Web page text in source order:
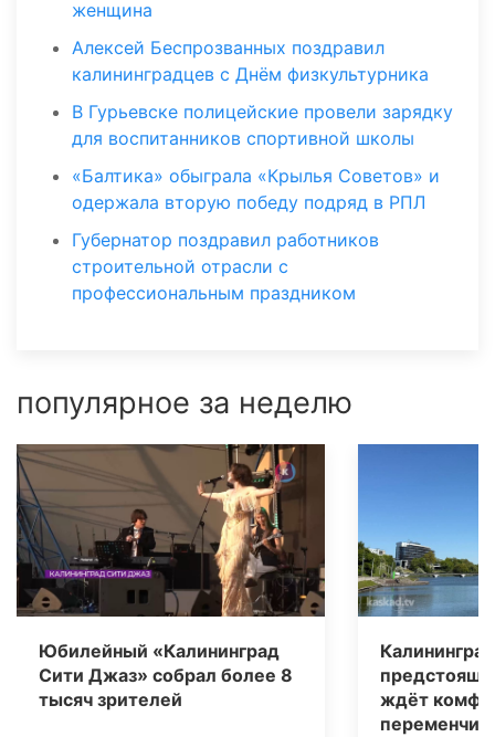
женщина
Алексей Беспрозванных поздравил
калининградцев с Днём физкультурника
В Гурьевске полицейские провели зарядку
для воспитанников спортивной школы
«Балтика» обыграла «Крылья Советов» и
одержала вторую победу подряд в РПЛ
Губернатор поздравил работников
строительной отрасли с
профессиональным праздником
популярное за неделю
Юбилейный «Калининград
Сити Джаз» собрал более 8
тысяч зрителей
ждёт